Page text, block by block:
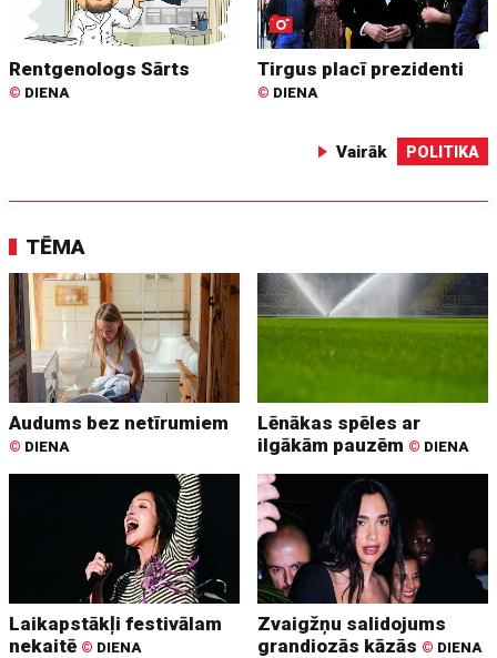
Rentgenologs Sārts
© DIENA
Tirgus placī prezidenti
© DIENA
Vairāk POLITIKA
TĒMA
Audums bez netīrumiem
© DIENA
Lēnākas spēles ar
ilgākām pauzēm © DIENA
Laikapstākļi festivālam
nekaitē © DIENA
Zvaigžņu salidojums
grandiozās kāzās © DIENA